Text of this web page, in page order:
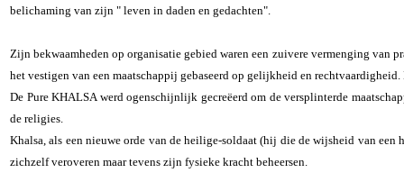
belichaming van zijn " leven in daden en gedachten".
Zijn bekwaamheden op organisatie gebied waren een zuivere vermenging van
het vestigen van een maatschappij gebaseerd op gelijkheid en
De Pure KHALSA werd ogenschijnlijk gecreëerd om de versplinterde
de religies.
Khalsa, als een nieuwe orde van de heilige-soldaat (hij die de wijsheid van
zichzelf veroveren maar tevens zijn fysieke kracht beheersen.